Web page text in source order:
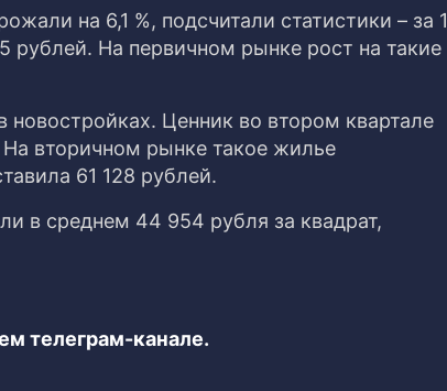
на 6,1 %, подсчитали статистики – за 1
рублей. На первичном рынке рост на такие
новостройках. Ценник во втором квартале
На вторичном рынке такое жилье
61 128 рублей.
в среднем 44 954 рубля за квадрат,
телеграм-канале.